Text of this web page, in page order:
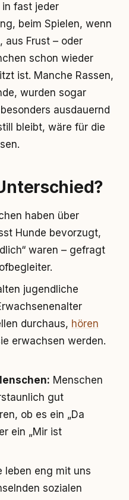
in fast jeder
beim Spielen, wenn
aus Frust – oder
schon wieder
ist. Manche Rassen,
wurden sogar
ausdauernd
bleibt, wäre für die
haben über
Hunde bevorzugt,
waren – gefragt
jugendliche
durchaus, hören
erwachsen werden.
Menschen
gut
ob es ein „Da
ein „Mir ist
leben eng mit uns
sozialen